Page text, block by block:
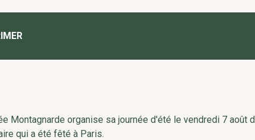
Montagnarde organise sa journée d'été le vendredi 7 août
qui a été fêté à Paris.